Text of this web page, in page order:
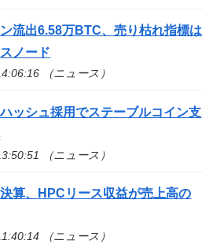
流出6.58万BTC、売り枯れ指標は
ノード
（ニュース）
ッシュ採用でステーブルコイン支
（ニュース）
算、HPCリース収益が売上高の
（ニュース）